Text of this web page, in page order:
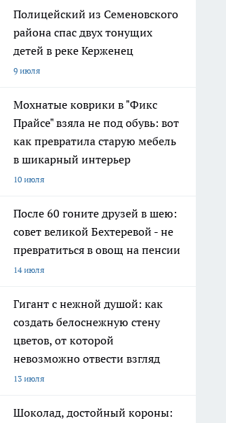
Полицейский из Семеновского
района спас двух тонущих
детей в реке Керженец
9 июля
Мохнатые коврики в "Фикс
Прайсе" взяла не под обувь: вот
как превратила старую мебель
в шикарный интерьер
10 июля
После 60 гоните друзей в шею:
совет великой Бехтеревой - не
превратиться в овощ на пенсии
14 июля
Гигант с нежной душой: как
создать белоснежную стену
цветов, от которой
невозможно отвести взгляд
13 июля
Шоколад, достойный короны: